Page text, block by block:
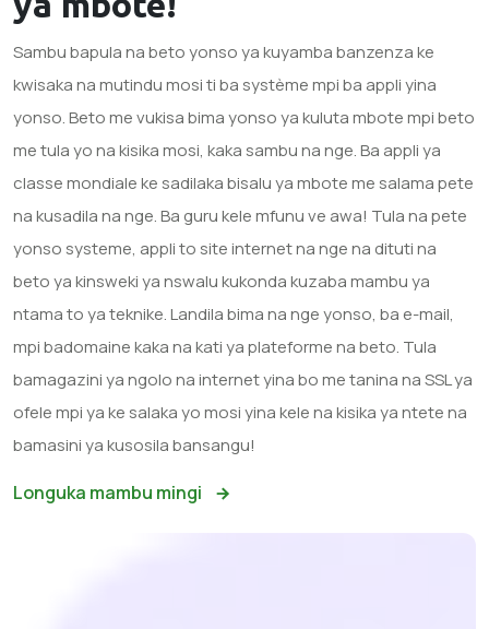
Sambu bapula na beto yonso ya kuyamba banzenza ke
kwisaka na mutindu mosi ti ba système mpi ba appli yina
yonso. Beto me vukisa bima yonso ya kuluta mbote mpi beto
me tula yo na kisika mosi, kaka sambu na nge. Ba appli ya
classe mondiale ke sadilaka bisalu ya mbote me salama pete
na kusadila na nge. Ba guru kele mfunu ve awa! Tula na pete
yonso systeme, appli to site internet na nge na dituti na
beto ya kinsweki ya nswalu kukonda kuzaba mambu ya
ntama to ya teknike. Landila bima na nge yonso, ba e-mail,
mpi badomaine kaka na kati ya plateforme na beto. Tula
bamagazini ya ngolo na internet yina bo me tanina na SSL ya
ofele mpi ya ke salaka yo mosi yina kele na kisika ya ntete na
bamasini ya kusosila bansangu!
Longuka mambu mingi